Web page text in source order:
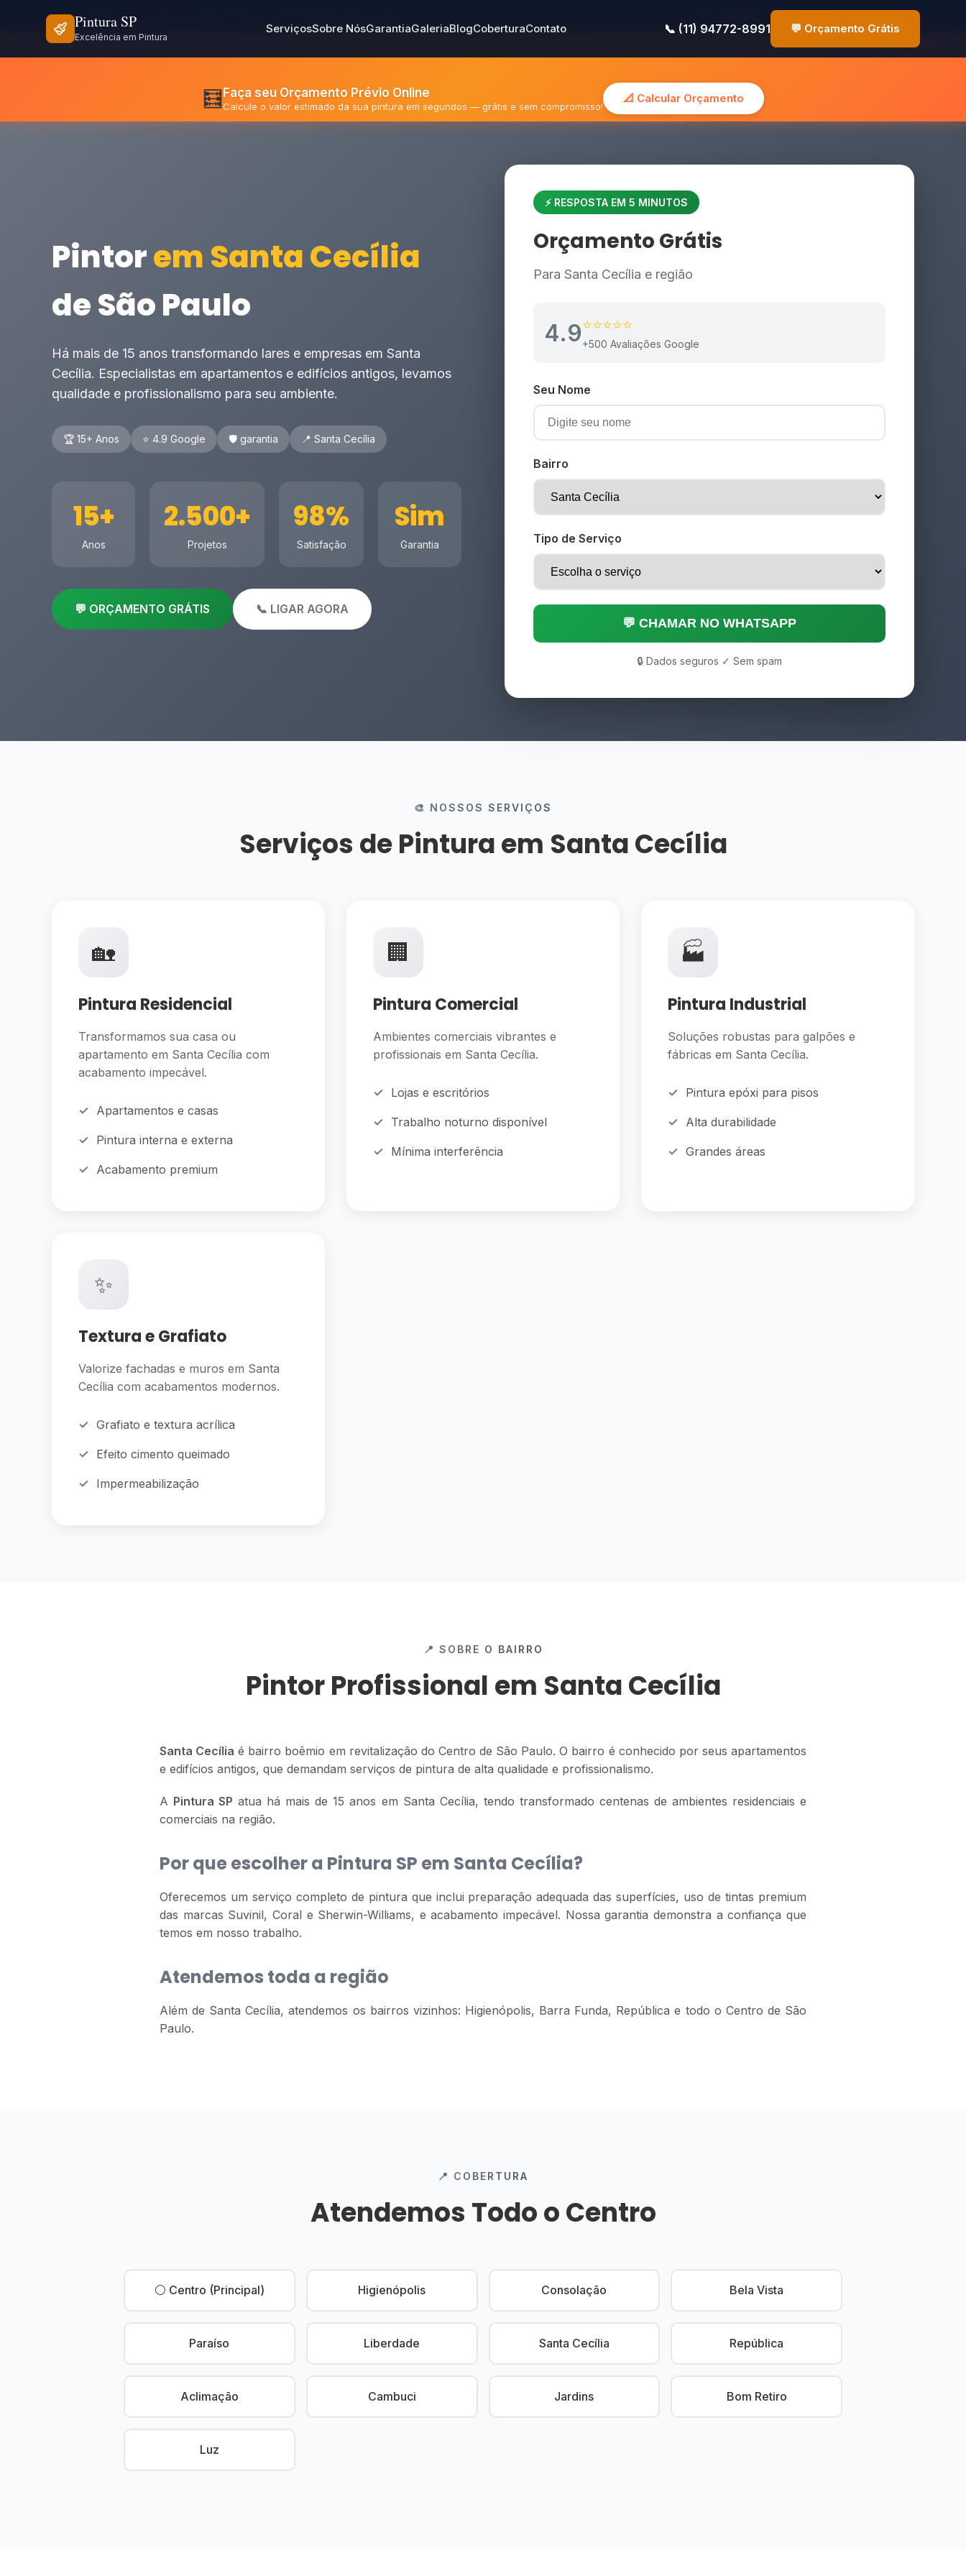
⏰ Seg - Sex: 8h às 18h | Sáb: 8h às 12h ✉️ contato@pinturasp.com.br 📞 (11) 94772-8991
Pintura SP
Excelência em Pintura
ServiçosSobre NósGarantiaGaleriaBlogCoberturaContato 📞 (11) 94772-8991 💬 Orçamento Grátis
🧮 Faça seu Orçamento Prévio Online
Calcule o valor estimado da sua pintura em segundos — grátis e sem compromisso!
📐 Calcular Orçamento
Pintorem Santa Cecília
de São Paulo
Há mais de 15 anos transformando lares e empresas em Santa
Cecília. Especialistas em apartamentos e edifícios antigos, levamos
qualidade e profissionalismo para seu ambiente.
🏆 15+ Anos ⭐ 4.9 Google 🛡️ garantia 📍 Santa Cecília
15+
Anos
2.500+
Projetos
98%
Satisfação
Sim
Garantia
💬 ORÇAMENTO GRÁTIS 📞 LIGAR AGORA
⚡ RESPOSTA EM 5 MINUTOS
Orçamento Grátis
Para Santa Cecília e região
4.9⭐⭐⭐⭐⭐
+500 Avaliações Google
Seu Nome
Bairro
Tipo de Serviço
💬 CHAMAR NO WHATSAPP
🔒 Dados seguros ✓ Sem spam
🎨 NOSSOS SERVIÇOS
Serviços de Pintura em Santa Cecília
🏡
Pintura Residencial
Transformamos sua casa ou
apartamento em Santa Cecília com
acabamento impecável.
Apartamentos e casas
Pintura interna e externa
Acabamento premium
🏢
Pintura Comercial
Ambientes comerciais vibrantes e
profissionais em Santa Cecília.
Lojas e escritórios
Trabalho noturno disponível
Mínima interferência
🏭
Pintura Industrial
Soluções robustas para galpões e
fábricas em Santa Cecília.
Pintura epóxi para pisos
Alta durabilidade
Grandes áreas
✨
Textura e Grafiato
Valorize fachadas e muros em Santa
Cecília com acabamentos modernos.
Grafiato e textura acrílica
Efeito cimento queimado
Impermeabilização
📍 SOBRE O BAIRRO
Pintor Profissional em Santa Cecília
Santa Cecília é bairro boêmio em revitalização do Centro de São Paulo. O bairro é conhecido por seus apartamentos
e edifícios antigos, que demandam serviços de pintura de alta qualidade e profissionalismo.
A Pintura SP atua há mais de 15 anos em Santa Cecília, tendo transformado centenas de ambientes residenciais e
comerciais na região.
Por que escolher a Pintura SP em Santa Cecília?
Oferecemos um serviço completo de pintura que inclui preparação adequada das superfícies, uso de tintas premium
das marcas Suvinil, Coral e Sherwin-Williams, e acabamento impecável. Nossa garantia demonstra a confiança que
temos em nosso trabalho.
Atendemos toda a região
Além de Santa Cecília, atendemos os bairros vizinhos: Higienópolis, Barra Funda, República e todo o Centro de São
Paulo.
📍 COBERTURA
Atendemos Todo o Centro
⚪ Centro (Principal) Higienópolis Consolação Bela Vista
Paraíso Liberdade Santa Cecília República
Aclimação Cambuci Jardins Bom Retiro
Luz